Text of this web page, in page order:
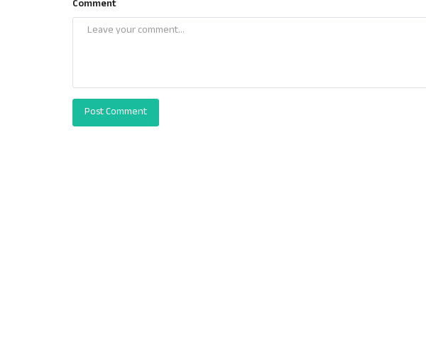
Comment
Post Comment